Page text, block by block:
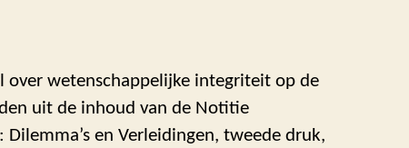
over wetenschappelijke integriteit op de
uit de inhoud van de Notitie
en Verleidingen, tweede druk,